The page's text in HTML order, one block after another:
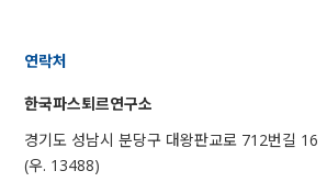
연락처
한국파스퇴르연구소
경기도 성남시 분당구 대왕판교로 712번길 16
(우. 13488)